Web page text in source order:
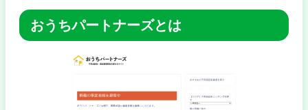
おうちパートナーズとは